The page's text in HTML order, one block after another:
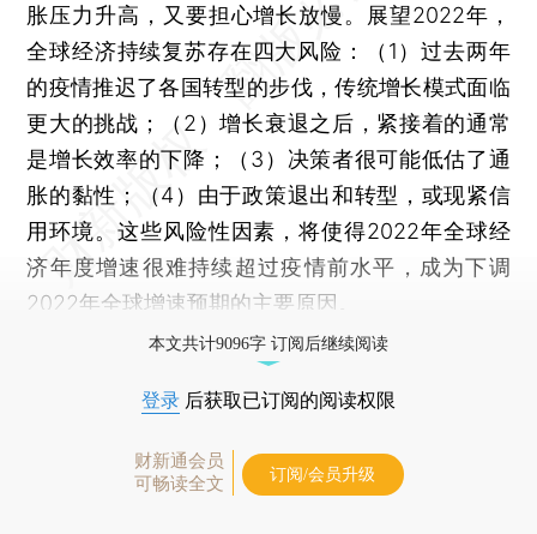
胀压力升高，又要担心增长放慢。展望2022年，
全球经济持续复苏存在四大风险：（1）过去两年
的疫情推迟了各国转型的步伐，传统增长模式面临
更大的挑战；（2）增长衰退之后，紧接着的通常
是增长效率的下降；（3）决策者很可能低估了通
胀的黏性；（4）由于政策退出和转型，或现紧信
用环境。这些风险性因素，将使得2022年全球经
济年度增速很难持续超过疫情前水平，成为下调
2022年全球增速预期的主要原因。
本文共计9096字 订阅后继续阅读
登录 后获取已订阅的阅读权限
财新通会员
可畅读全文
订阅/会员升级